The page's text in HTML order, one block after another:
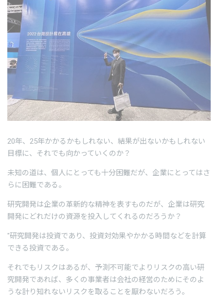
20年、25年かかるかもしれない、結果が出ないかもしれない
目標に、それでも向かっていくのか？
未知の道は、個人にとっても十分困難だが、企業にとってはさ
らに困難である。
研究開発は企業の革新的な精神を表すものだが、企業は研究
開発にどれだけの資源を投入してくれるのだろうか？
"研究開発は投資であり、投資対効果やかかる時間などを計算
できる投資である。
それでもリスクはあるが、予測不可能でよりリスクの高い研
究開発であれば、多くの事業者は会社の経営のためにそのよ
うな計り知れないリスクを取ることを厭わないだろう。